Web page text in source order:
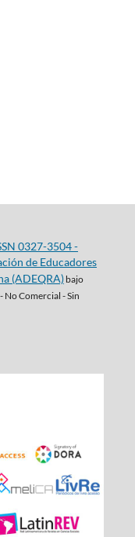
0327-3504 -
de Educadores
(ADEQRA)bajo
Comercial - Sin